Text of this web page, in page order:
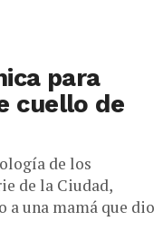
para
cuello de
de los
de la Ciudad,
a una mamá que dio